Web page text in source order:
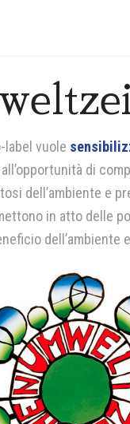
label vuole
all’opportunità di
dell’ambiente e
in atto delle
dell’ambiente